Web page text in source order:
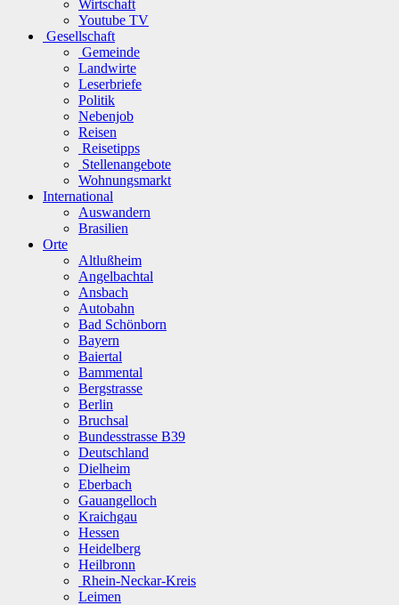
Wirtschaft
Youtube TV
Gesellschaft
Gemeinde
Landwirte
Leserbriefe
Politik
Nebenjob
Reisen
Reisetipps
Stellenangebote
Wohnungsmarkt
International
Auswandern
Brasilien
Orte
Altlußheim
Angelbachtal
Ansbach
Autobahn
Bad Schönborn
Bayern
Baiertal
Bammental
Bergstrasse
Berlin
Bruchsal
Bundesstrasse B39
Deutschland
Dielheim
Eberbach
Gauangelloch
Kraichgau
Hessen
Heidelberg
Heilbronn
Rhein-Neckar-Kreis
Leimen